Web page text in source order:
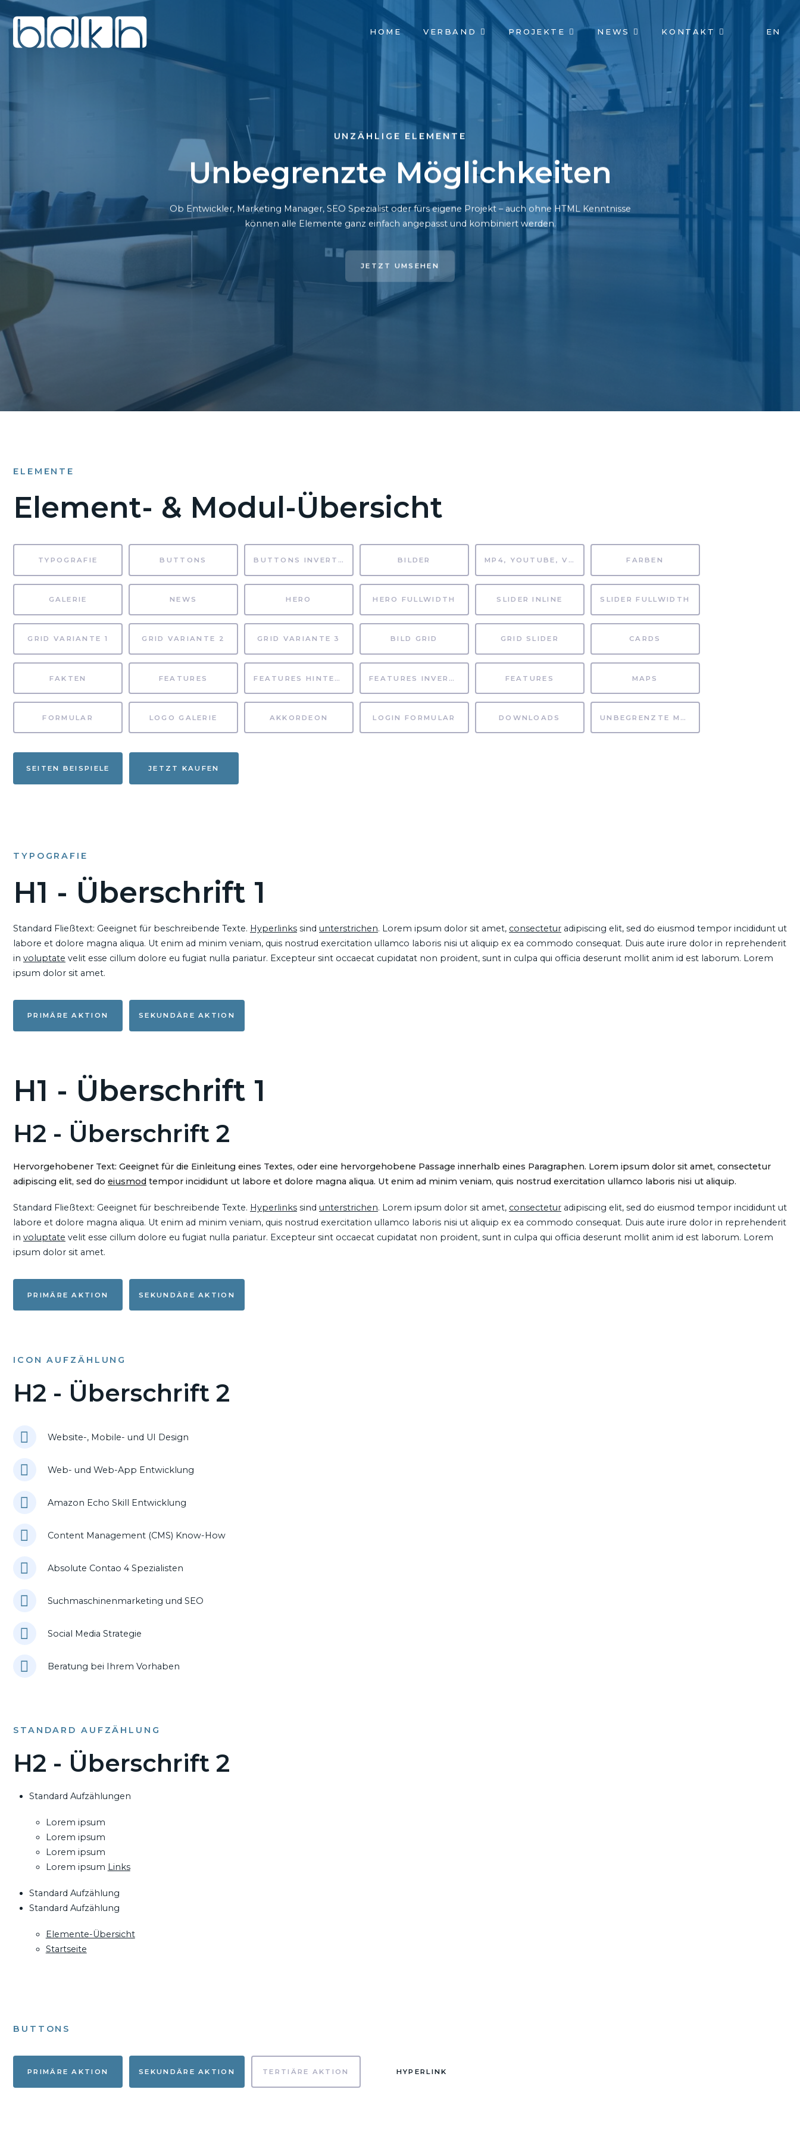
NAVIGATION
ÜBERSPRINGEN
HOME VERBAND PROJEKTE NEWS KONTAKT EN
UNZÄHLIGE ELEMENTE
Unbegrenzte Möglichkeiten
Ob Entwickler, Marketing Manager, SEO Spezialist oder fürs eigene Projekt – auch ohne HTML Kenntnisse
können alle Elemente ganz einfach angepasst und kombiniert werden.
JETZT UMSEHEN
ELEMENTE
Element- & Modul-Übersicht
TYPOGRAFIE BUTTONS BUTTONS INVERTIERT BILDER MP4, YOUTUBE, VIMEO FARBEN
GALERIE NEWS HERO HERO FULLWIDTH SLIDER INLINE SLIDER FULLWIDTH
GRID VARIANTE 1 GRID VARIANTE 2 GRID VARIANTE 3 BILD GRID GRID SLIDER CARDS
FAKTEN FEATURES FEATURES HINTERGRUND FEATURES INVERTIERT FEATURES MAPS
FORMULAR LOGO GALERIE AKKORDEON LOGIN FORMULAR DOWNLOADS UNBEGRENZTE MÖGLICHKEITEN
SEITEN BEISPIELE JETZT KAUFEN
TYPOGRAFIE
H1 - Überschrift 1
Standard Fließtext: Geeignet für beschreibende Texte. Hyperlinks sind unterstrichen. Lorem ipsum dolor sit amet, consectetur adipiscing elit, sed do eiusmod tempor incididunt ut
labore et dolore magna aliqua. Ut enim ad minim veniam, quis nostrud exercitation ullamco laboris nisi ut aliquip ex ea commodo consequat. Duis aute irure dolor in reprehenderit
in voluptate velit esse cillum dolore eu fugiat nulla pariatur. Excepteur sint occaecat cupidatat non proident, sunt in culpa qui officia deserunt mollit anim id est laborum. Lorem
ipsum dolor sit amet.
PRIMÄRE AKTION SEKUNDÄRE AKTION
H1 - Überschrift 1
H2 - Überschrift 2
Hervorgehobener Text: Geeignet für die Einleitung eines Textes, oder eine hervorgehobene Passage innerhalb eines Paragraphen. Lorem ipsum dolor sit amet, consectetur
adipiscing elit, sed do eiusmod tempor incididunt ut labore et dolore magna aliqua. Ut enim ad minim veniam, quis nostrud exercitation ullamco laboris nisi ut aliquip.
Standard Fließtext: Geeignet für beschreibende Texte. Hyperlinks sind unterstrichen. Lorem ipsum dolor sit amet, consectetur adipiscing elit, sed do eiusmod tempor incididunt ut
labore et dolore magna aliqua. Ut enim ad minim veniam, quis nostrud exercitation ullamco laboris nisi ut aliquip ex ea commodo consequat. Duis aute irure dolor in reprehenderit
in voluptate velit esse cillum dolore eu fugiat nulla pariatur. Excepteur sint occaecat cupidatat non proident, sunt in culpa qui officia deserunt mollit anim id est laborum. Lorem
ipsum dolor sit amet.
PRIMÄRE AKTION SEKUNDÄRE AKTION
ICON AUFZÄHLUNG
H2 - Überschrift 2
Website-, Mobile- und UI Design
Web- und Web-App Entwicklung
Amazon Echo Skill Entwicklung
Content Management (CMS) Know-How
Absolute Contao 4 Spezialisten
Suchmaschinenmarketing und SEO
Social Media Strategie
Beratung bei Ihrem Vorhaben
STANDARD AUFZÄHLUNG
H2 - Überschrift 2
Standard Aufzählungen
Lorem ipsum
Lorem ipsum
Lorem ipsum
Lorem ipsum Links
Standard Aufzählung
Standard Aufzählung
Elemente-Übersicht
Startseite
BUTTONS
PRIMÄRE AKTION SEKUNDÄRE AKTION TERTIÄRE AKTION HYPERLINK